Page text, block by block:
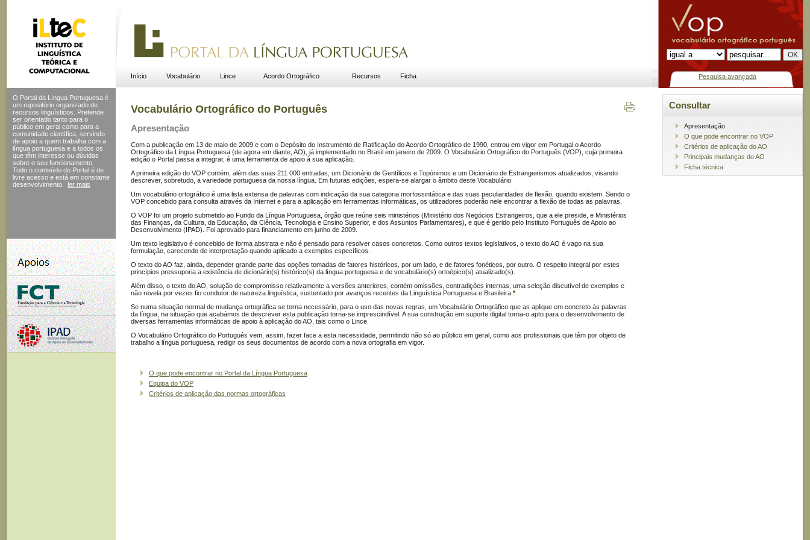
Início Vocabulário Lince Acordo Ortográfico Recursos Ficha Pesquisa avançada
O Portal da Língua Portuguesa é
um repositório organizado de
recursos linguísticos. Pretende
ser orientado tanto para o
público em geral como para a
comunidade científica, servindo
de apoio a quem trabalha com a
língua portuguesa e a todos os
que têm interesse ou dúvidas
sobre o seu funcionamento.
Todo o conteúdo do Portal é de
livre acesso e está em constante
desenvolvimento.
ler mais
Vocabulário Ortográfico do Português
Apresentação
Com a publicação em 13 de maio de 2009 e com o Depósito do Instrumento de Ratificação do Acordo Ortográfico de 1990, entrou em vigor em Portugal o Acordo
Ortográfico da Língua Portuguesa (de agora em diante, AO), já implementado no Brasil em janeiro de 2009. O Vocabulário Ortográfico do Português (VOP), cuja primeira
edição o Portal passa a integrar, é uma ferramenta de apoio à sua aplicação.
A primeira edição do VOP contém, além das suas 211 000 entradas, um Dicionário de Gentílicos e Topónimos e um Dicionário de Estrangeirismos atualizados, visando
descrever, sobretudo, a variedade portuguesa da nossa língua. Em futuras edições, espera-se alargar o âmbito deste Vocabulário.
Um vocabulário ortográfico é uma lista extensa de palavras com indicação da sua categoria morfossintática e das suas peculiaridades de flexão, quando existem. Sendo o
VOP concebido para consulta através da Internet e para a aplicação em ferramentas informáticas, os utilizadores poderão nele encontrar a flexão de todas as palavras.
O VOP foi um projeto submetido ao Fundo da Língua Portuguesa, órgão que reúne seis ministérios (Ministério dos Negócios Estrangeiros, que a ele preside, e Ministérios
das Finanças, da Cultura, da Educação, da Ciência, Tecnologia e Ensino Superior, e dos Assuntos Parlamentares), e que é gerido pelo Instituto Português de Apoio ao
Desenvolvimento (IPAD). Foi aprovado para financiamento em junho de 2009.
Um texto legislativo é concebido de forma abstrata e não é pensado para resolver casos concretos. Como outros textos legislativos, o texto do AO é vago na sua
formulação, carecendo de interpretação quando aplicado a exemplos específicos.
O texto do AO faz, ainda, depender grande parte das opções tomadas de fatores históricos, por um lado, e de fatores fonéticos, por outro. O respeito integral por estes
princípios pressuporia a existência de dicionário(s) histórico(s) da língua portuguesa e de vocabulário(s) ortoépico(s) atualizado(s).
Além disso, o texto do AO, solução de compromisso relativamente a versões anteriores, contém omissões, contradições internas, uma seleção discutível de exemplos e
não revela por vezes fio condutor de natureza linguística, sustentado por avanços recentes da Linguística Portuguesa e Brasileira. *
Se numa situação normal de mudança ortográfica se torna necessário, para o uso das novas regras, um Vocabulário Ortográfico que as aplique em concreto às palavras
da língua, na situação que acabámos de descrever esta publicação torna-se imprescindível. A sua construção em suporte digital torna-o apto para o desenvolvimento de
diversas ferramentas informáticas de apoio à aplicação do AO, tais como o Lince.
O Vocabulário Ortográfico do Português vem, assim, fazer face a esta necessidade, permitindo não só ao público em geral, como aos profissionais que têm por objeto de
trabalho a língua portuguesa, redigir os seus documentos de acordo com a nova ortografia em vigor.
O que pode encontrar no Portal da Língua Portuguesa
Equipa do VOP
Critérios de aplicação das normas ortográficas
Consultar
Apresentação
O que pode encontrar no VOP
Critérios de aplicação do AO
Principais mudanças do AO
Ficha técnica